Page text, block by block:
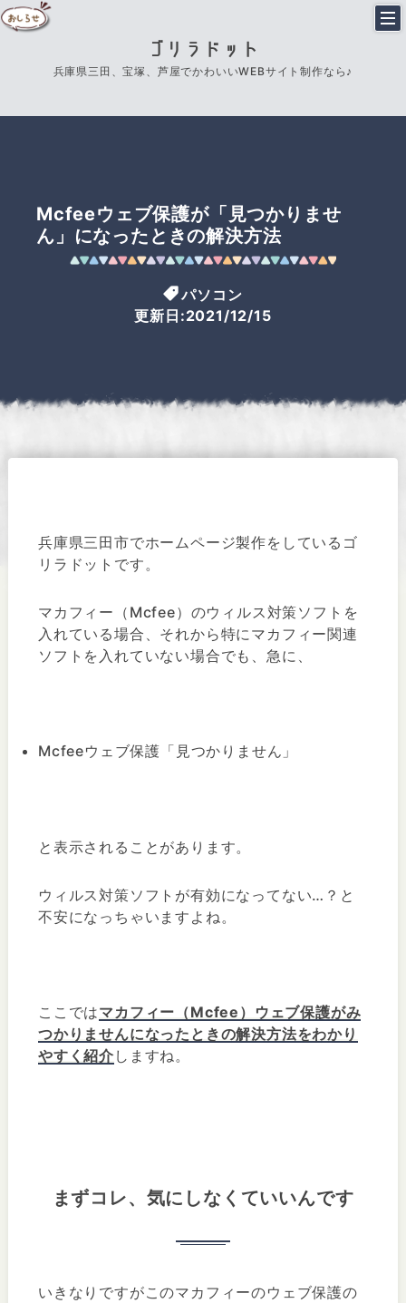
ゴリラドット
兵庫県三田、宝塚、芦屋でかわいいWEBサイト制作なら♪
Mcfeeウェブ保護が「見つかりませ
ん」になったときの解決方法
パソコン
更新日:2021/12/15
兵庫県三田市でホームページ製作をしているゴ
リラドットです。
マカフィー（Mcfee）のウィルス対策ソフトを
入れている場合、それから特にマカフィー関連
ソフトを入れていない場合でも、急に、
Mcfeeウェブ保護「見つかりません」
と表示されることがあります。
ウィルス対策ソフトが有効になってない…？と
不安になっちゃいますよね。
ここではマカフィー（Mcfee）ウェブ保護がみ
つかりませんになったときの解決方法をわかり
やすく紹介 しますね。
まずコレ、気にしなくていいんです
いきなりですがこのマカフィーのウェブ保護の